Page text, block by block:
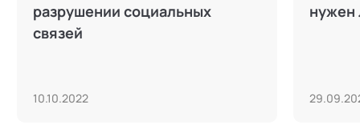
разрушении социальных
связей
10.10.2022
нужен